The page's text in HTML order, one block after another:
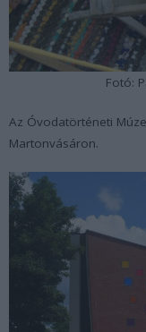
Fotó:
Az Óvodatörténeti
Martonvásáron.